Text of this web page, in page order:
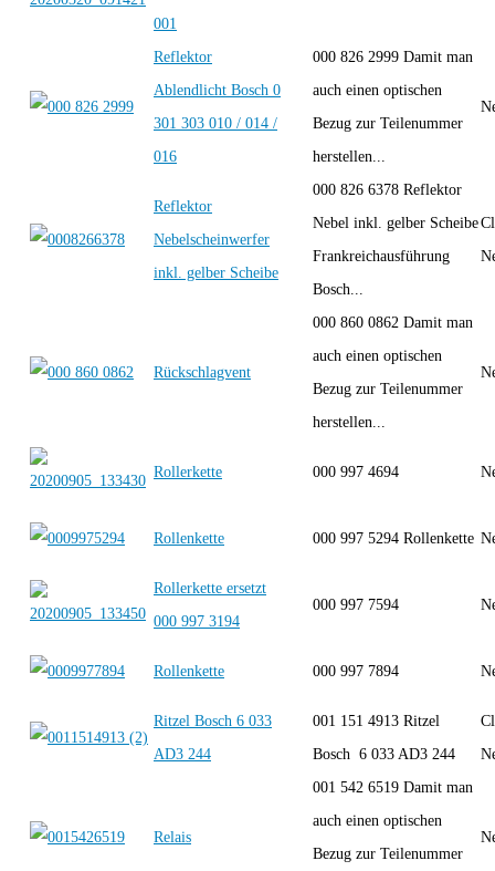
001
Reflektor
Ablendlicht Bosch 0
301 303 010 / 014 /
016
000 826 2999 Damit man
auch einen optischen
Bezug zur Teilenummer
herstellen...
Reflektor
Nebelscheinwerfer
inkl. gelber Scheibe
000 826 6378 Reflektor
Nebel inkl. gelber Scheibe
Frankreichausführung
Bosch...
Rückschlagvent
000 860 0862 Damit man
auch einen optischen
Bezug zur Teilenummer
herstellen...
Rollerkette 000 997 4694
Rollenkette 000 997 5294 Rollenkette
Rollerkette ersetzt
000 997 3194
000 997 7594
Rollenkette 000 997 7894
Ritzel Bosch 6 033
AD3 244
001 151 4913 Ritzel
Bosch 6 033 AD3 244
Relais
001 542 6519 Damit man
auch einen optischen
Bezug zur Teilenummer